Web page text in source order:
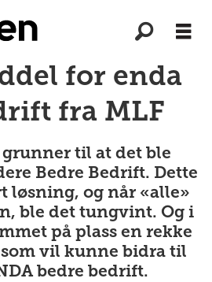
for enda
fra MLF
til at det ble
Bedre Bedrift. Dette
løsning, og når «alle»
ble det tungvint. Og i
på plass en rekke
vil kunne bidra til
bedre bedrift.